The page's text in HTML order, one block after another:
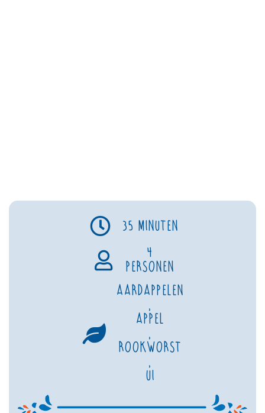
35 minuten
4
personen
Aardappelen
,
Appel
,
Rookworst
,
Ui